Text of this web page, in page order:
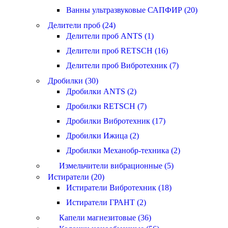
Ванны ультразвуковые САПФИР (20)
Делители проб (24)
Делители проб ANTS (1)
Делители проб RETSCH (16)
Делители проб Вибротехник (7)
Дробилки (30)
Дробилки ANTS (2)
Дробилки RETSCH (7)
Дробилки Вибротехник (17)
Дробилки Ижица (2)
Дробилки Механобр-техника (2)
Измельчители вибрационные (5)
Истиратели (20)
Истиратели Вибротехник (18)
Истиратели ГРАНТ (2)
Капели магнезитовые (36)